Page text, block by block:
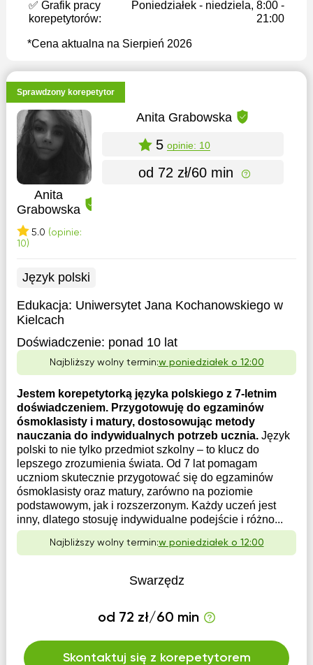
✅ Grafik pracy
korepetytorów:
Poniedziałek - niedziela, 8:00 -
21:00
*Cena aktualna na Sierpień 2026
Sprawdzony korepetytor
Anita
Grabowska
5.0 (opinie:
10)
Anita Grabowska
5 opinie: 10
od 72 zł/60 min
Język polski
Edukacja: Uniwersytet Jana Kochanowskiego w
Kielcach
Doświadczenie: ponad 10 lat
Najbliższy wolny termin:w poniedziałek o 12:00
Jestem korepetytorką języka polskiego z 7-letnim
doświadczeniem. Przygotowuję do egzaminów
ósmoklasisty i matury, dostosowując metody
nauczania do indywidualnych potrzeb ucznia. Język
polski to nie tylko przedmiot szkolny – to klucz do
lepszego zrozumienia świata. Od 7 lat pomagam
uczniom skutecznie przygotować się do egzaminów
ósmoklasisty oraz matury, zarówno na poziomie
podstawowym, jak i rozszerzonym. Każdy uczeń jest
inny, dlatego stosuję indywidualne podejście i różno...
Najbliższy wolny termin:w poniedziałek o 12:00
Swarzędz
od 72 zł/60 min
Skontaktuj się z korepetytorem